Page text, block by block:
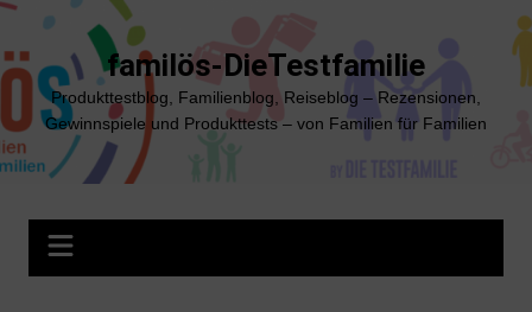
Zum
springen
familös-DieTestfamilie
Produkttestblog, Familienblog, Reiseblog – Rezensionen,
Gewinnspiele und Produkttests – von Familien für Familien